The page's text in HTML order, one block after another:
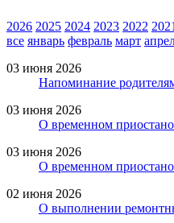
2026 2025 2024 2023 2022 2021
все январь февраль март
03 июня 2026
Напоминание
03 июня 2026
О временном
03 июня 2026
О временном
02 июня 2026
О выполнении